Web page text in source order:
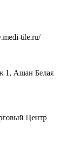
tile.ru/
1, Ашан Белая
Центр